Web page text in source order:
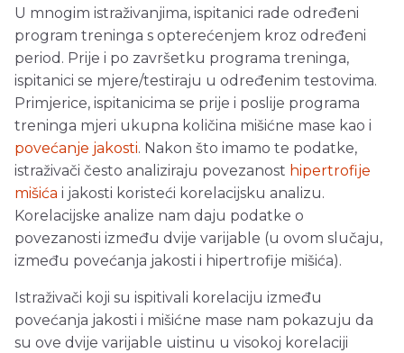
U mnogim istraživanjima, ispitanici rade određeni
program treninga s opterećenjem kroz određeni
period. Prije i po završetku programa treninga,
ispitanici se mjere/testiraju u određenim testovima.
Primjerice, ispitanicima se prije i poslije programa
treninga mjeri ukupna količina mišićne mase kao i
povećanje jakosti. Nakon što imamo te podatke,
istraživači često analiziraju povezanost hipertrofije
mišića i jakosti koristeći korelacijsku analizu.
Korelacijske analize nam daju podatke o
povezanosti između dvije varijable (u ovom slučaju,
između povećanja jakosti i hipertrofije mišića).
Istraživači koji su ispitivali korelaciju između
povećanja jakosti i mišićne mase nam pokazuju da
su ove dvije varijable uistinu u visokoj korelaciji